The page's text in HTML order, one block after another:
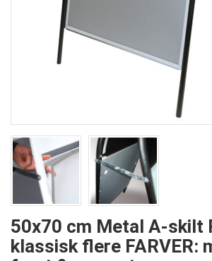
50x70 cm Metal A-skilt
klassisk flere FARVER: